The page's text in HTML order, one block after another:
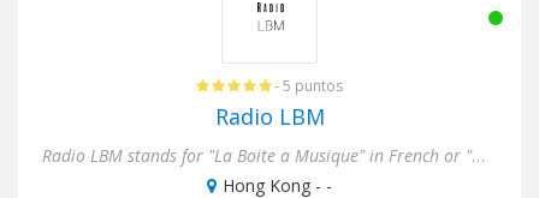
- 5 puntos
Radio LBM
​Radio LBM stands for "La Boite a Musique" in French or "Music Box" and is a young Hong Kong based Web Radio create...
Hong Kong - -